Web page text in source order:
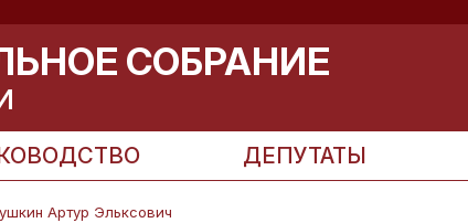
СОБРАНИЕ
ДЕПУТАТЫ
Артур Эльксович